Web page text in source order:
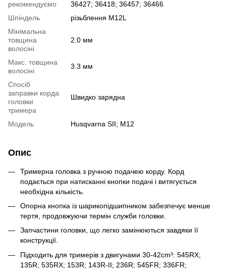
рекомендуємо
36427; 36418; 36457; 36466
Шпіндель
різьблення М12L
Мінімальна
товщина
волосіні
2.0 мм
Макс. товщина
волосіні
3.3 мм
Спосіб
заправки корда
головки
тримера
Швидко зарядна
Модель Husqvarna SII; M12
Опис
Тримерна головка з ручною подачею корду. Корд
подається при натисканні кнопки подачі і витягується
необхідна кількість.
Опорна кнопка із шарикопідшипником забезпечує менше
тертя, продовжуючи термін служби головки.
Запчастини головки, що легко замінюються завдяки її
конструкції.
Підходить для тримерів з двигунами 30-42cm³: 545RX;
135R; 535RX; 153R; 143R-II; 236R; 545FR; 336FR;